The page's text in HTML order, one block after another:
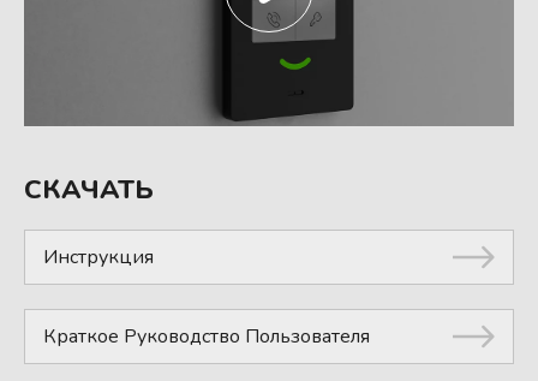
СКАЧАТЬ
Инструкция
Краткое Руководство Пользователя